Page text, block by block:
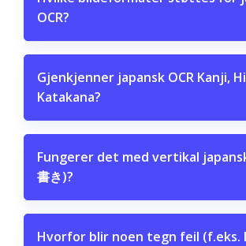
OCR?
Gjenkjenner japansk OCR Kanji,
Katakana?
Fungerer det med vertikal
書き)?
Hvorfor blir noen tegn feil (f.eks.